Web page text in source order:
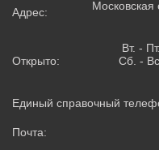
Адрес:
Московская
Открыто:
Вт. -
Сб. -
Единый справочный
Почта: